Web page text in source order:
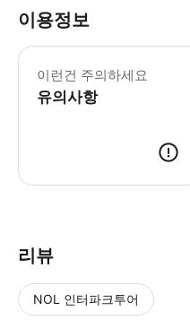
이용정보
이런건 주의하세요
유의사항
리뷰
NOL 인터파크투어